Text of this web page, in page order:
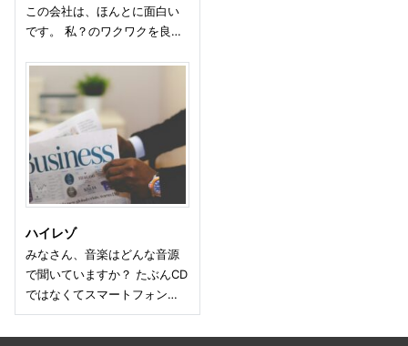
この会社は、ほんとに面白い
です。 私？のワクワクを良…
ハイレゾ
みなさん、音楽はどんな音源
で聞いていますか？ たぶんCD
ではなくてスマートフォン…